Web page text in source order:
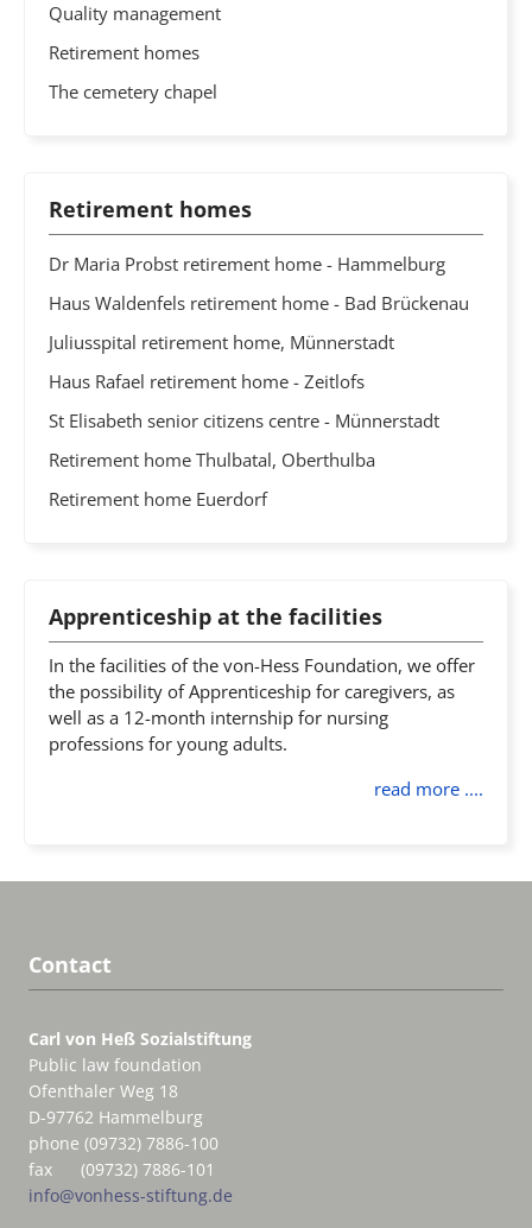
Quality management
Retirement homes
The cemetery chapel
Retirement homes
Dr Maria Probst retirement home - Hammelburg
Haus Waldenfels retirement home - Bad Brückenau
Juliusspital retirement home, Münnerstadt
Haus Rafael retirement home - Zeitlofs
St Elisabeth senior citizens centre - Münnerstadt
Retirement home Thulbatal, Oberthulba
Retirement home Euerdorf
Apprenticeship at the facilities
In the facilities of the von-Hess Foundation, we offer
the possibility of Apprenticeship for caregivers, as
well as a 12-month internship for nursing
professions for young adults.
read more ....
Contact
Carl von Heß Sozialstiftung
Public law foundation
Ofenthaler Weg 18
D-97762 Hammelburg
phone (09732) 7886-100
fax (09732) 7886-101
info@vonhess-stiftung.de